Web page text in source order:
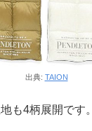
出典: TAION
も4柄展開です。